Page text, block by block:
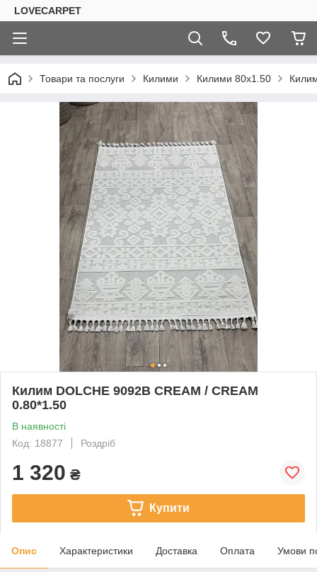
LOVECARPET
Товари та послуги Килими Килими 80х1.50
Килим DOLCHE 9092B CREAM / CREAM
0.80*1.50
В наявності
Код: 18877
Роздріб
1 320 ₴
Купити
Опис Характеристики Доставка Оплата Умови